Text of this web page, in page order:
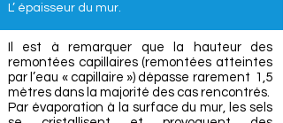
L’ épaisseur du mur.
Il est à remarquer que la hauteur des
remontées capillaires (remontées atteintes
par l’eau « capillaire ») dépasse rarement 1,5
mètres dans la majorité des cas rencontrés.
Par évaporation à la surface du mur, les sels